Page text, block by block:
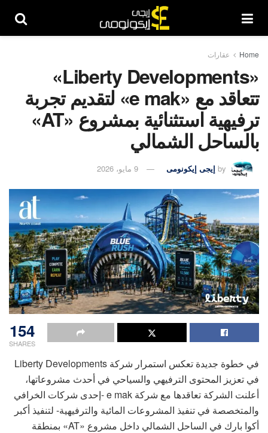
Home عقارات
«Liberty Developments»
تتعاقد مع «e mak» لتقديم تجربة
ترفيهية استثنائية بمشروع «AT»
بالساحل الشمالي
by إيجى إيكونومى 9 مايو، 2026
154
SHARES
في خطوة جديدة تعكس استمرار شركة Liberty Developments
في تعزيز المحتوى الترفيهي والسياحي في أحدث مشروعاتها،
أعلنت الشركة تعاقدها مع شركة e mak -إحدى شركات الخرافي
والمتخصصة في تنفيذ المشروعات المائية والترفيهية- لتنفيذ أكبر
أكوا بارك في الساحل الشمالي داخل مشروع «AT» بمنطقة